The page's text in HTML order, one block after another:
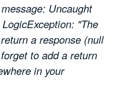
Uncaught
"The
a response (null
to add a return
in your